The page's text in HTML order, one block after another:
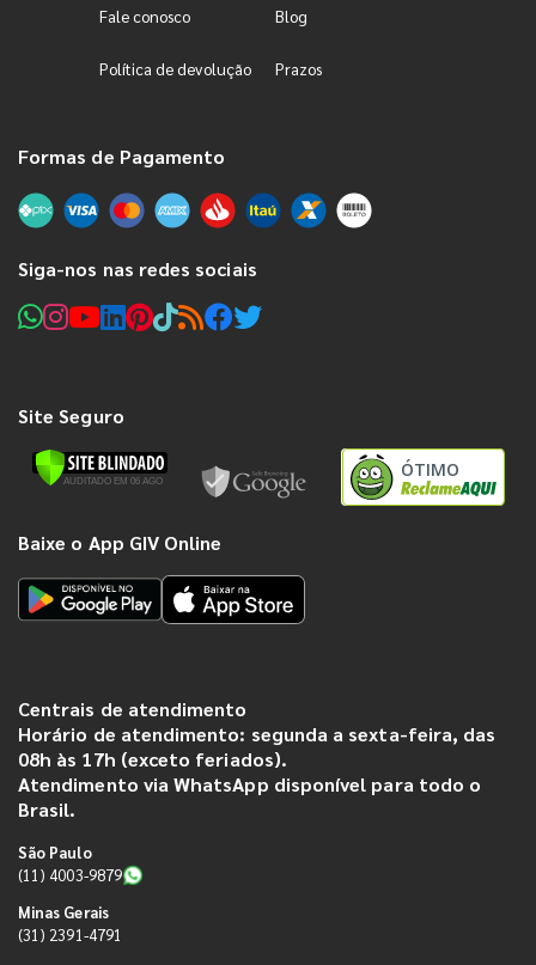
Fale conosco Blog
Política de devolução Prazos
Formas de Pagamento
Siga-nos nas redes sociais
Site Seguro
ÓTIMO
Baixe o App GIV Online
Centrais de atendimento
Horário de atendimento: segunda a sexta-feira, das
08h às 17h (exceto feriados).
Atendimento via WhatsApp disponível para todo o
Brasil.
São Paulo
(11) 4003-9879
Minas Gerais
(31) 2391-4791